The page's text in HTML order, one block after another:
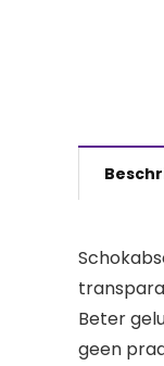
Beter
geen